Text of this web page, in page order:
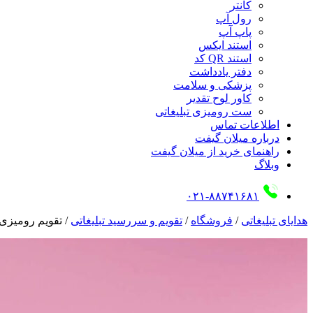
کانتر
رول آپ
پاپ آپ
استند ایکس
استند QR کد
دفتر یادداشت
پزشکی و سلامت
کاور لوح تقدیر
ست رومیزی تبلیغاتی
اطلاعات تماس
درباره میلان گیفت
راهنمای خرید از میلان گیفت
وبلاگ
۰۲۱-۸۸۷۴۱۶۸۱
هدایای تبلیغاتی / فروشگاه / تقویم و سررسید تبلیغاتی / تقویم رومیزی